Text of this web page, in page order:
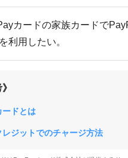
カードの家族カードで
利用したい。
ードとは
ジットでのチャージ方法